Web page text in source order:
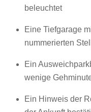
beleuchtet
Eine Tiefgarage
nummerierten
Ein
wenige
Ein Hinweis der